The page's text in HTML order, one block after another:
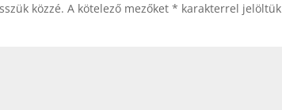
közzé. A kötelező mezőket* karakterrel jelöltük